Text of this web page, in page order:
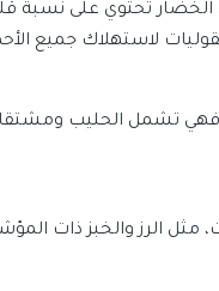
الخضار تحتوي على نسبة
لاستهلاك جميع
فهي تشمل الحليب
من النشويّات، مثل الرز والخبز